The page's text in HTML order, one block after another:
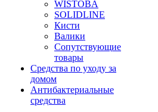
WISTOBA
SOLIDLINE
Кисти
Валики
Сопутствующие
товары
Средства по уходу за
домом
Антибактериальные
средства